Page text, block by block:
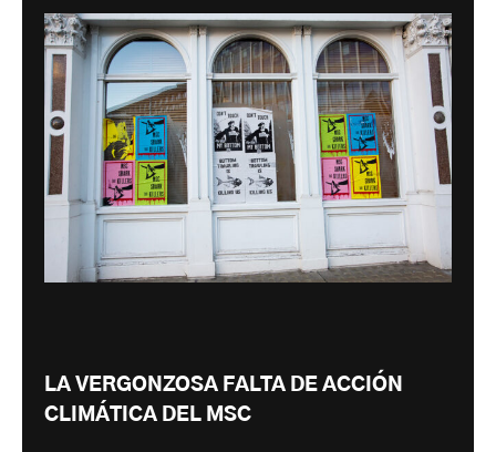
LA VERGONZOSA FALTA DE ACCIÓN
CLIMÁTICA DEL MSC